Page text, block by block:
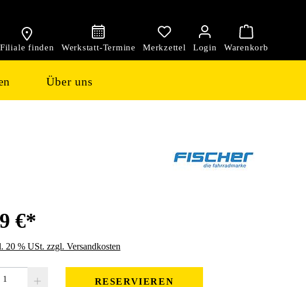
Filiale finden
Über uns
€*
20 % USt. zzgl. Versandkosten
RESERVIEREN